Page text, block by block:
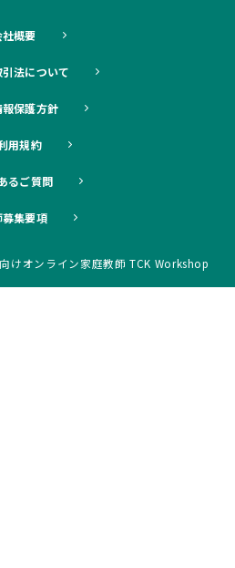
社概要
法について
保護方針
用規約
るご質問
集要項
けオンライン家庭教師 TCK Workshop